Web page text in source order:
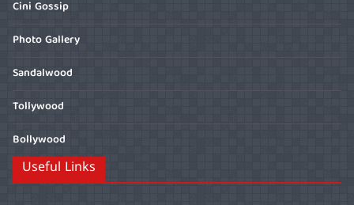
Cini Gossip
Photo Gallery
Sandalwood
Tollywood
Bollywood
Useful Links